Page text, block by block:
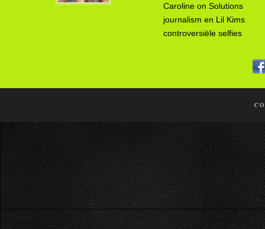
Caroline on Solutions
journalism en Lil Kims
controversiële selfies